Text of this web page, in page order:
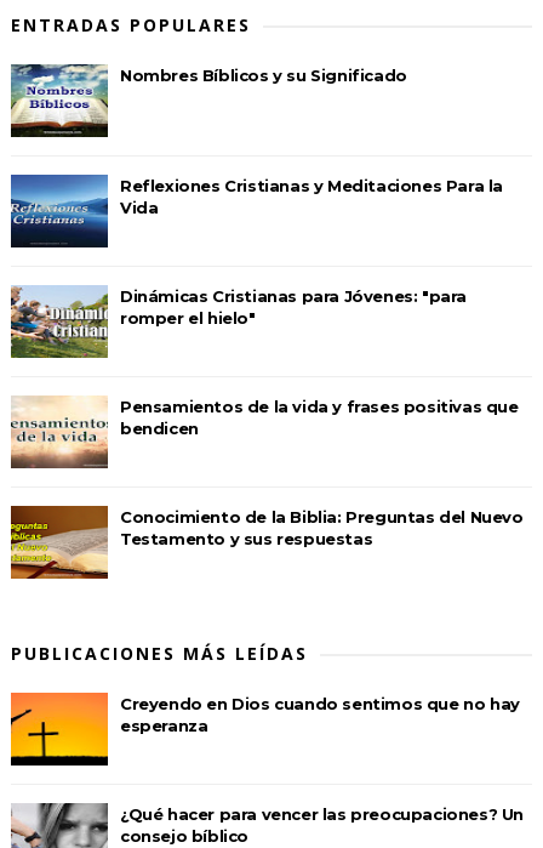
ENTRADAS POPULARES
Nombres Bíblicos y su Significado
Reflexiones Cristianas y Meditaciones Para la
Vida
Dinámicas Cristianas para Jóvenes: "para
romper el hielo"
Pensamientos de la vida y frases positivas que
bendicen
Conocimiento de la Biblia: Preguntas del Nuevo
Testamento y sus respuestas
PUBLICACIONES MÁS LEÍDAS
Creyendo en Dios cuando sentimos que no hay
esperanza
¿Qué hacer para vencer las preocupaciones? Un
consejo bíblico